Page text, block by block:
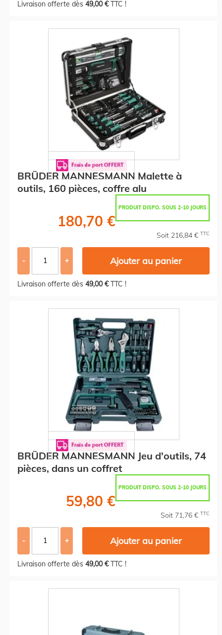
Livraison offerte dès 49,00 €TTC !
BRÜDER MANNESMANN Malette à
outils, 160 pièces, coffre alu
PRODUIT DISPO. SOUS 2-10 JOURS
180,70 €
Soit 216,84 € TTC
- + Ajouter au panier
Livraison offerte dès 49,00 €TTC !
BRÜDER MANNESMANN Jeu d'outils, 74
pièces, dans un coffret
PRODUIT DISPO. SOUS 2-10 JOURS
59,80 €
Soit 71,76 € TTC
- + Ajouter au panier
Livraison offerte dès 49,00 €TTC !